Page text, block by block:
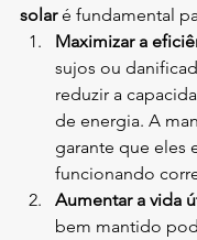
solar é fundamental
Maximizar a
sujos ou
reduzir a
de energia. A
garante que eles
funcionando
Aumentar a vida
bem mantido